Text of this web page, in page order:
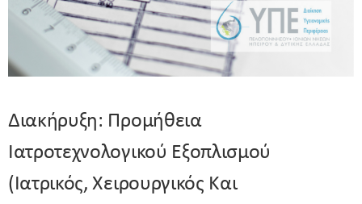
Διακήρυξη: Προμήθεια
Ιατροτεχνολογικού Εξοπλισμού
(Ιατρικός, Χειρουργικός Και